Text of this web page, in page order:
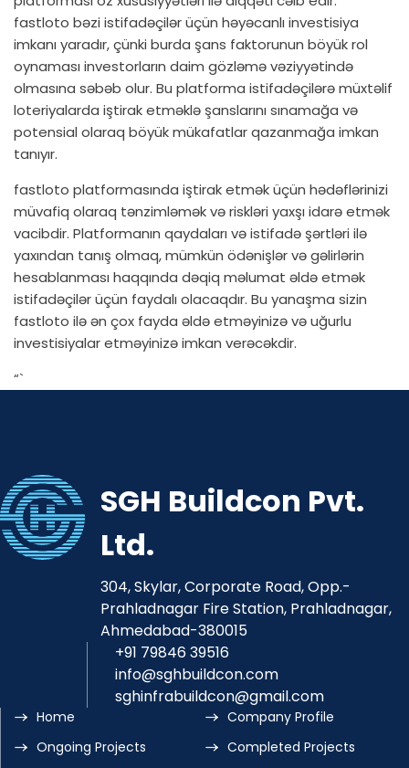
fastloto bəzi istifadəçilər üçün həyəcanlı investisiya
imkanı yaradır, çünki burda şans faktorunun böyük rol
oynaması investorların daim gözləmə vəziyyətində
olmasına səbəb olur. Bu platforma istifadəçilərə müxtəlif
loteriyalarda iştirak etməklə şanslarını sınamağa və
potensial olaraq böyük mükafatlar qazanmağa imkan
tanıyır.
fastloto platformasında iştirak etmək üçün hədəflərinizi
müvafiq olaraq tənzimləmək və riskləri yaxşı idarə etmək
vacibdir. Platformanın qaydaları və istifadə şərtləri ilə
yaxından tanış olmaq, mümkün ödənişlər və gəlirlərin
hesablanması haqqında dəqiq məlumat əldə etmək
istifadəçilər üçün faydalı olacaqdır. Bu yanaşma sizin
fastloto ilə ən çox fayda əldə etməyinizə və uğurlu
investisiyalar etməyinizə imkan verəcəkdir.
“`
SGH Buildcon Pvt.
Ltd.
304, Skylar, Corporate Road, Opp.-
Prahladnagar Fire Station, Prahladnagar,
Ahmedabad-380015
+91 79846 39516
info@sghbuildcon.com
sghinfrabuildcon@gmail.com
Home
Company Profile
Ongoing Projects
Completed Projects